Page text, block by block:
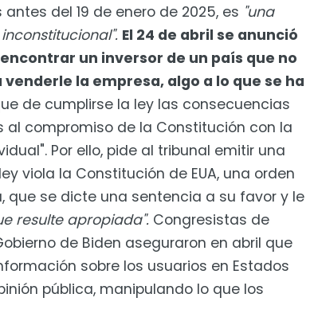
del 19 de enero de 2025, es "una
El 24 de abril se anunció
un inversor de un país que no
la empresa, algo a lo que se ha
de cumplirse la ley las consecuencias
compromiso de la Constitución con la
Por ello, pide al tribunal emitir una
viola la Constitución de EUA, una orden
que se dicte una sentencia a su favor y le
resulte apropiada". Congresistas de
de Biden aseguraron en abril que
sobre los usuarios en Estados
pública, manipulando lo que los